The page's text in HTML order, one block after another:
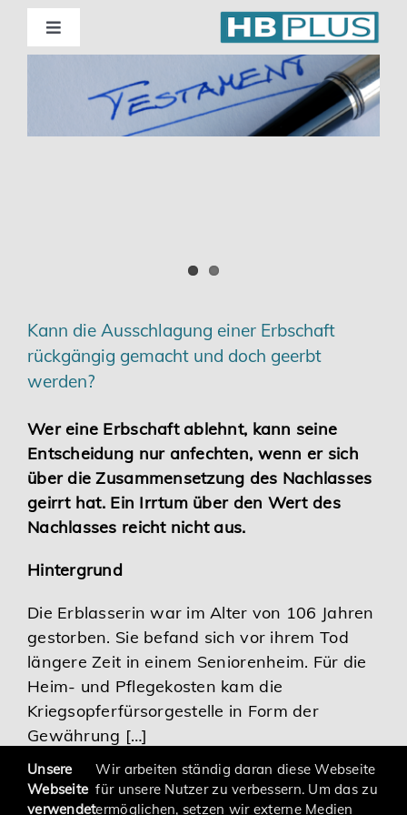
Skip
content
Toggle
Navigation
Beratung
Digitalisierung | Steuerberatung
Karriere
Services
Kann die Ausschlagung einer Erbschaft
rückgängig gemacht und doch geerbt
werden?
Wer eine Erbschaft ablehnt, kann seine
Entscheidung nur anfechten, wenn er sich
über die Zusammensetzung des Nachlasses
geirrt hat. Ein Irrtum über den Wert des
Nachlasses reicht nicht aus.
Hintergrund
Die Erblasserin war im Alter von 106 Jahren
gestorben. Sie befand sich vor ihrem Tod
längere Zeit in einem Seniorenheim. Für die
Heim- und Pflegekosten kam die
Kriegsopferfürsorgestelle in Form der
Gewährung […]
Unsere
Webseite
verwendet
Wir arbeiten ständig daran diese Webseite
für unsere Nutzer zu verbessern. Um das zu
ermöglichen, setzen wir externe Medien